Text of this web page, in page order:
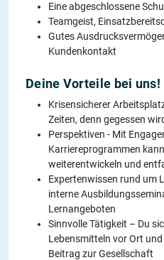
Eine abgeschlossene
Teamgeist,
Gutes
Kundenkontakt
Deine Vorteile bei uns!
Krisensicherer
Zeiten, denn gegessen
Perspektiven - Mit
Karriereprogrammen
weiterentwickeln und
Expertenwissen rund um
interne
Lernangeboten
Sinnvolle Tätigkeit – Du
Lebensmitteln vor Ort
Beitrag zur Gesellschaft